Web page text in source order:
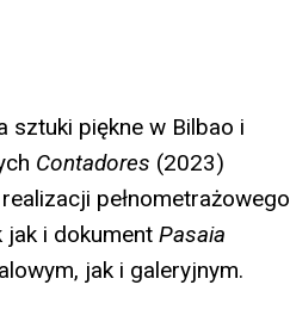
sztuki piękne w Bilbao i
Contadores (2023)
pełnometrażowego
jak i dokument Pasaia
jak i galeryjnym.